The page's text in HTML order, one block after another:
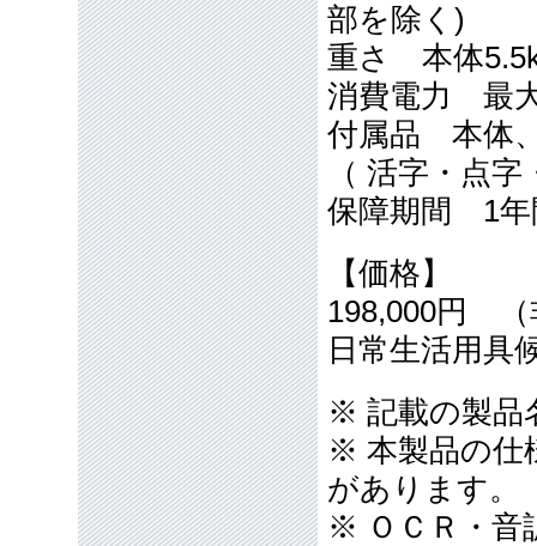
部を除く)
重さ 本体
消費電力 最
付属品 本体
（ 活字・点
保障期間 1年
【価格】
198,000円 （
日常生活用具
※ 記載の製品
※ 本製品の仕
があります。
※ ＯＣＲ・音